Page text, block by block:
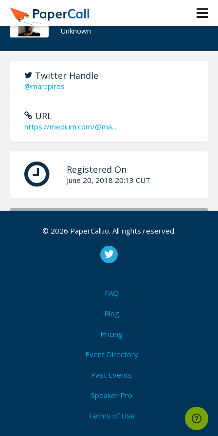
Marc Pires
Unknown
Twitter Handle
@marcpires
URL
https://medium.com/@ma...
Registered On
June 20, 2018 20:13 CUT
Desenvolvedor, entusiasta da cultura DevOps,
durante a sua carreira em Ti já trabalho em diversos
© 2026 PaperCall.io. All rights reserved.
FAQ
Blog
Pricing
Event Directory
Past Events
Speaker Pro
Terms of Use